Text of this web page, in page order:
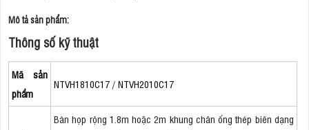
Mô tả sản phẩm:
Thông số kỹ thuật
Mã sản
phẩm
NTVH1810C17 / NTVH2010C17
Bàn họp rộng 1.8m hoặc 2m khung chân ống thép biên dạng